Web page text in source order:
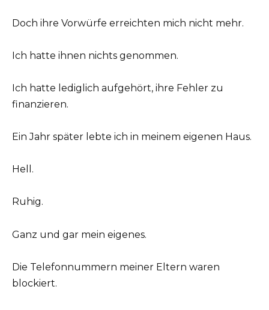
Doch ihre Vorwürfe erreichten mich nicht mehr.
Ich hatte ihnen nichts genommen.
Ich hatte lediglich aufgehört, ihre Fehler zu
finanzieren.
Ein Jahr später lebte ich in meinem eigenen Haus.
Hell.
Ruhig.
Ganz und gar mein eigenes.
Die Telefonnummern meiner Eltern waren
blockiert.